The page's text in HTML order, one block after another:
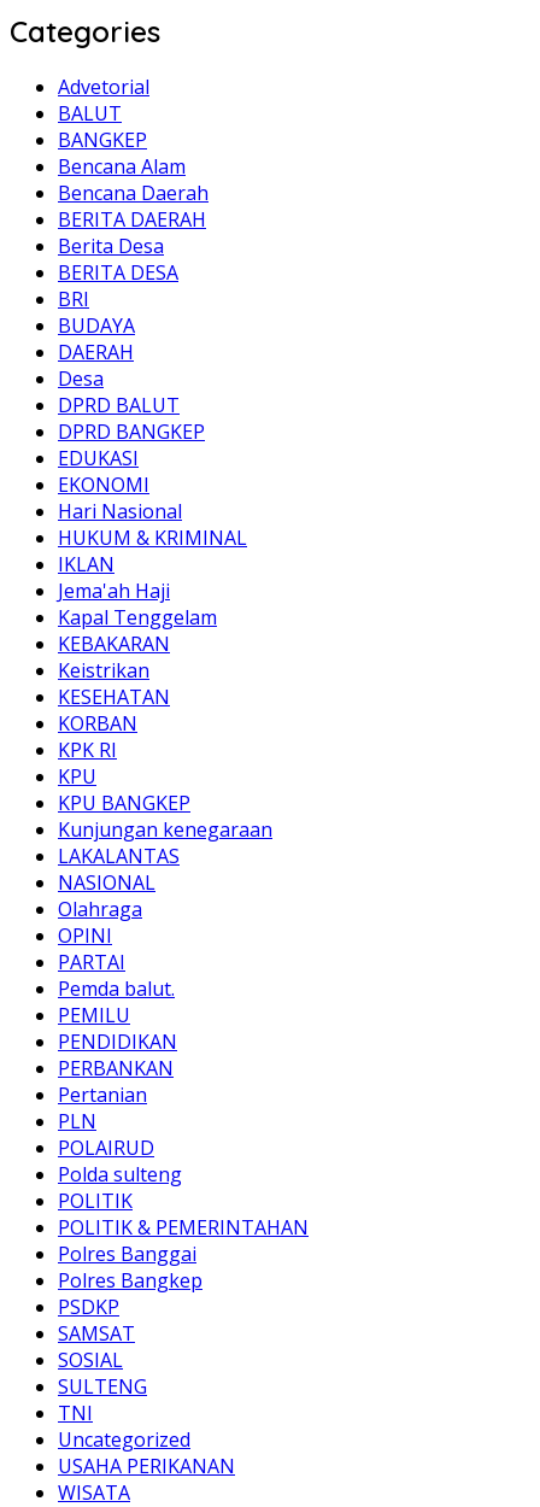
Categories
Advetorial
BALUT
BANGKEP
Bencana Alam
Bencana Daerah
BERITA DAERAH
Berita Desa
BERITA DESA
BRI
BUDAYA
DAERAH
Desa
DPRD BALUT
DPRD BANGKEP
EDUKASI
EKONOMI
Hari Nasional
HUKUM & KRIMINAL
IKLAN
Jema'ah Haji
Kapal Tenggelam
KEBAKARAN
Keistrikan
KESEHATAN
KORBAN
KPK RI
KPU
KPU BANGKEP
Kunjungan kenegaraan
LAKALANTAS
NASIONAL
Olahraga
OPINI
PARTAI
Pemda balut.
PEMILU
PENDIDIKAN
PERBANKAN
Pertanian
PLN
POLAIRUD
Polda sulteng
POLITIK
POLITIK & PEMERINTAHAN
Polres Banggai
Polres Bangkep
PSDKP
SAMSAT
SOSIAL
SULTENG
TNI
Uncategorized
USAHA PERIKANAN
WISATA